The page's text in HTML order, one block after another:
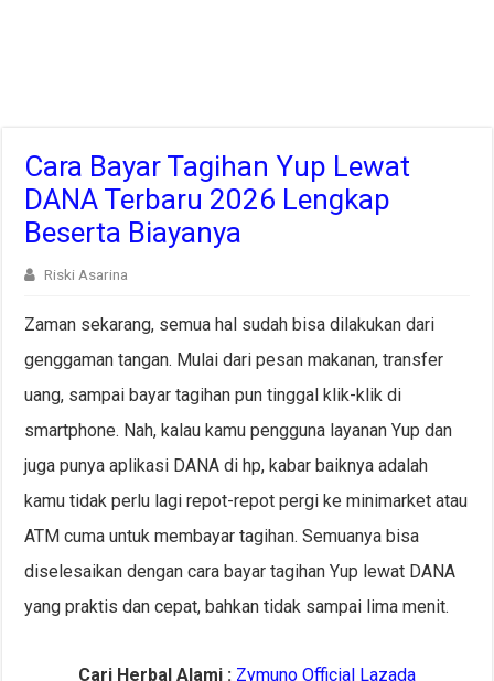
Cara Bayar Tagihan Yup Lewat
DANA Terbaru 2026 Lengkap
Beserta Biayanya
Riski Asarina
Zaman sekarang, semua hal sudah bisa dilakukan dari
genggaman tangan. Mulai dari pesan makanan, transfer
uang, sampai bayar tagihan pun tinggal klik-klik di
smartphone. Nah, kalau kamu pengguna layanan Yup dan
juga punya aplikasi DANA di hp, kabar baiknya adalah
kamu tidak perlu lagi repot-repot pergi ke minimarket atau
ATM cuma untuk membayar tagihan. Semuanya bisa
diselesaikan dengan cara bayar tagihan Yup lewat DANA
yang praktis dan cepat, bahkan tidak sampai lima menit.
Cari Herbal Alami : Zymuno Official Lazada